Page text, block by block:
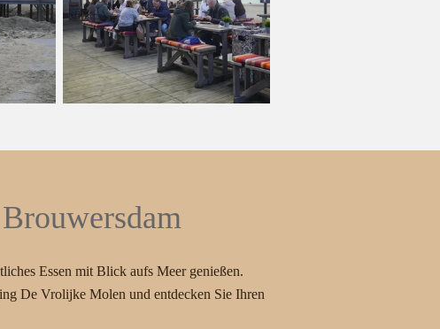
Essen mit Blick aufs Meer genießen.
De Vrolijke Molen und entdecken Sie Ihren